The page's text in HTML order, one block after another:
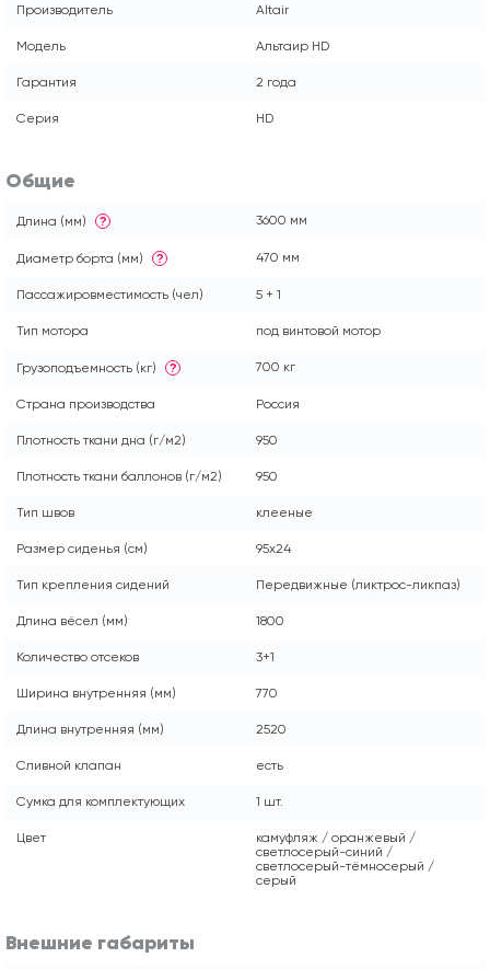
Производитель Altair
Модель Альтаир HD
Гарантия 2 года
Серия HD
Общие
Длина (мм) ? 3600 мм
Диаметр борта (мм) ? 470 мм
Пассажировместимость (чел) 5 + 1
Тип мотора под винтовой мотор
Грузоподъемность (кг) ? 700 кг
Страна производства Россия
Плотность ткани дна (г/м2) 950
Плотность ткани баллонов (г/м2) 950
Тип швов клееные
Размер сиденья (см) 95x24
Тип крепления сидений Передвижные (ликтрос-ликпаз)
Длина вёсел (мм) 1800
Количество отсеков 3+1
Ширина внутренняя (мм) 770
Длина внутренняя (мм) 2520
Сливной клапан есть
Сумка для комплектующих 1 шт.
Цвет
камуфляж / оранжевый /
светлосерый-синий /
светлосерый-тёмносерый /
серый
Внешние габариты